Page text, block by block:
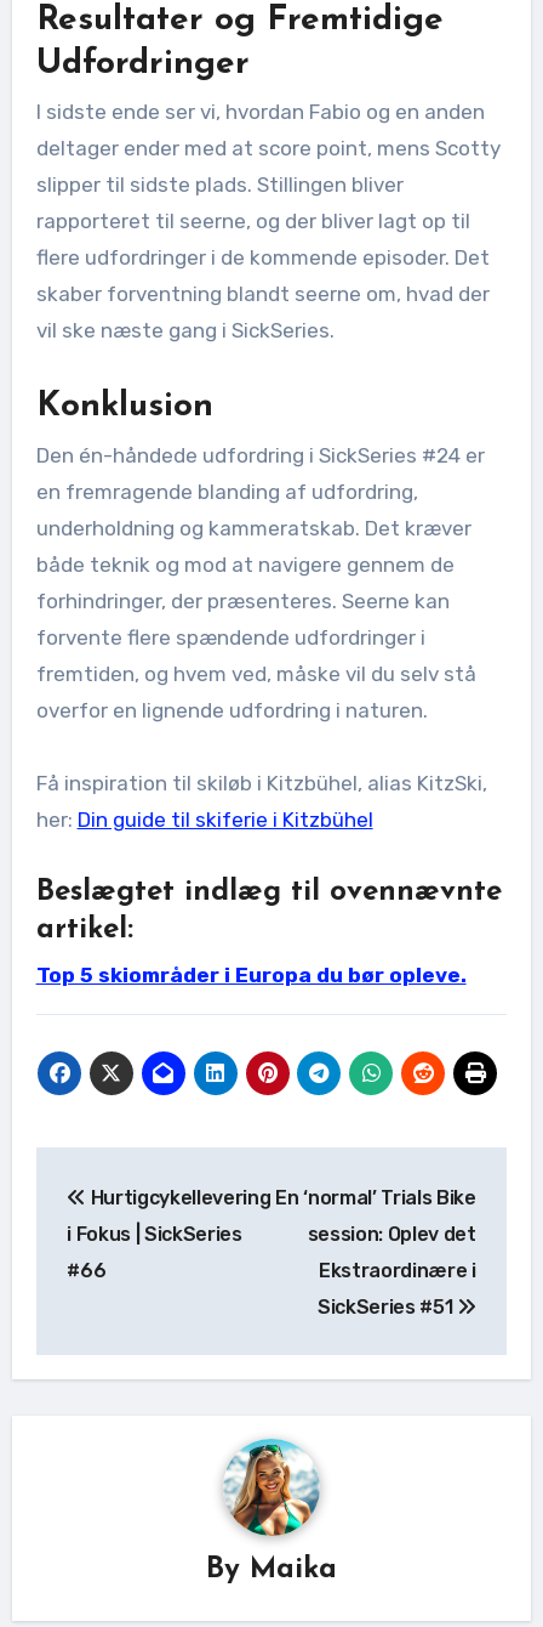
Resultater og Fremtidige
Udfordringer
I sidste ende ser vi, hvordan Fabio og en anden
deltager ender med at score point, mens Scotty
slipper til sidste plads. Stillingen bliver
rapporteret til seerne, og der bliver lagt op til
flere udfordringer i de kommende episoder. Det
skaber forventning blandt seerne om, hvad der
vil ske næste gang i SickSeries.
Konklusion
Den én-håndede udfordring i SickSeries #24 er
en fremragende blanding af udfordring,
underholdning og kammeratskab. Det kræver
både teknik og mod at navigere gennem de
forhindringer, der præsenteres. Seerne kan
forvente flere spændende udfordringer i
fremtiden, og hvem ved, måske vil du selv stå
overfor en lignende udfordring i naturen.
Få inspiration til skiløb i Kitzbühel, alias KitzSki,
her: Din guide til skiferie i Kitzbühel
Beslægtet indlæg til ovennævnte
artikel:
Top 5 skiområder i Europa du bør opleve.
Hurtigcykellevering
i Fokus | SickSeries
#66
En ‘normal’ Trials Bike
session: Oplev det
Ekstraordinære i
SickSeries #51
By Maika